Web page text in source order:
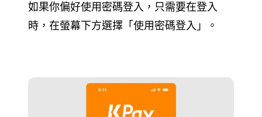
如果你偏好使用密碼登入，只需要在登入
時，在螢幕下方選擇「使用密碼登入」。